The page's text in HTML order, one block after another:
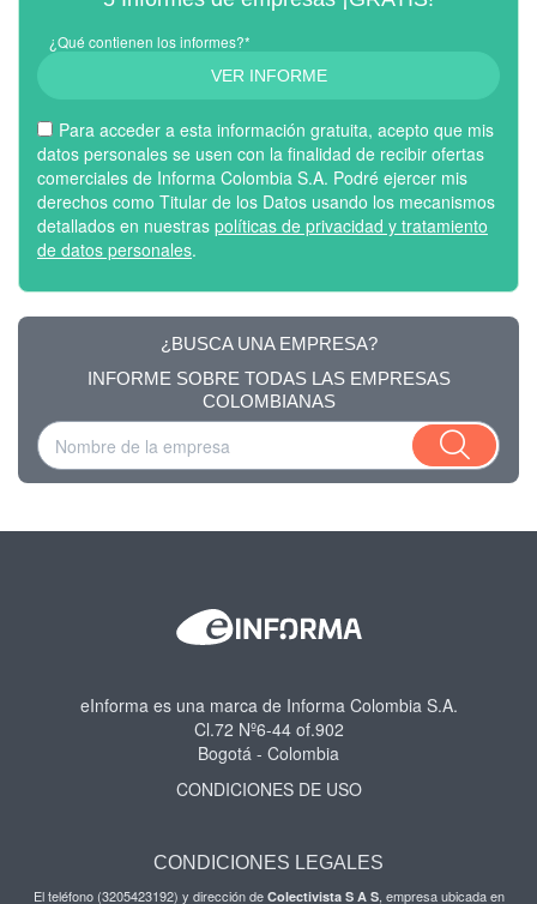
¿Qué contienen los informes?*
VER INFORME
Para acceder a esta información gratuita, acepto que mis
datos personales se usen con la finalidad de recibir ofertas
comerciales de Informa Colombia S.A. Podré ejercer mis
derechos como Titular de los Datos usando los mecanismos
detallados en nuestras políticas de privacidad y tratamiento
de datos personales.
¿BUSCA UNA EMPRESA?
INFORME SOBRE TODAS LAS EMPRESAS
COLOMBIANAS
eInforma es una marca de Informa Colombia S.A.
Cl.72 Nº6-44 of.902
Bogotá - Colombia
CONDICIONES DE USO
CONDICIONES LEGALES
El teléfono (3205423192) y dirección de Colectivista S A S, empresa ubicada en